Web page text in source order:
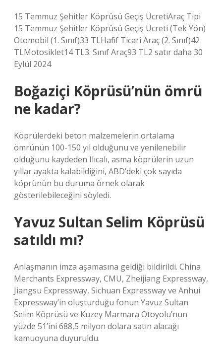
15 Temmuz Şehitler Köprüsü Geçiş ÜcretiAraç Tipi
15 Temmuz Şehitler Köprüsü Geçiş Ücreti (Tek Yön)
Otomobil (1. Sınıf)33 TLHafif Ticari Araç (2. Sınıf)42
TLMotosiklet14 TL3. Sınıf Araç93 TL2 satır daha 30
Eylül 2024
Boğaziçi Köprüsü’nün ömrü
ne kadar?
Köprülerdeki beton malzemelerin ortalama
ömrünün 100-150 yıl olduğunu ve yenilenebilir
olduğunu kaydeden Ilıcalı, asma köprülerin uzun
yıllar ayakta kalabildiğini, ABD’deki çok sayıda
köprünün bu duruma örnek olarak
gösterilebileceğini söyledi.
Yavuz Sultan Selim Köprüsü
satıldı mı?
Anlaşmanın imza aşamasına geldiği bildirildi. China
Merchants Expressway, CMU, Zheijiang Expressway,
Jiangsu Expressway, Sichuan Expressway ve Anhui
Expressway’in oluşturduğu fonun Yavuz Sultan
Selim Köprüsü ve Kuzey Marmara Otoyolu’nun
yüzde 51’ini 688,5 milyon dolara satın alacağı
kamuoyuna duyuruldu.